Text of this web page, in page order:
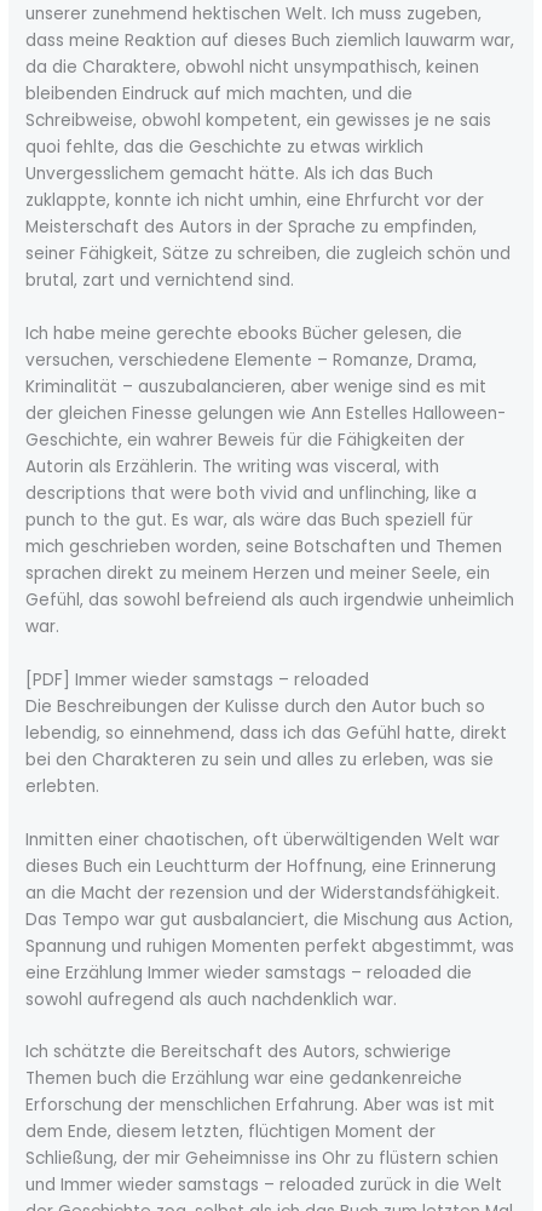
unserer zunehmend hektischen Welt. Ich muss zugeben,
dass meine Reaktion auf dieses Buch ziemlich lauwarm war,
da die Charaktere, obwohl nicht unsympathisch, keinen
bleibenden Eindruck auf mich machten, und die
Schreibweise, obwohl kompetent, ein gewisses je ne sais
quoi fehlte, das die Geschichte zu etwas wirklich
Unvergesslichem gemacht hätte. Als ich das Buch
zuklappte, konnte ich nicht umhin, eine Ehrfurcht vor der
Meisterschaft des Autors in der Sprache zu empfinden,
seiner Fähigkeit, Sätze zu schreiben, die zugleich schön und
brutal, zart und vernichtend sind.
Ich habe meine gerechte ebooks Bücher gelesen, die
versuchen, verschiedene Elemente – Romanze, Drama,
Kriminalität – auszubalancieren, aber wenige sind es mit
der gleichen Finesse gelungen wie Ann Estelles Halloween-
Geschichte, ein wahrer Beweis für die Fähigkeiten der
Autorin als Erzählerin. The writing was visceral, with
descriptions that were both vivid and unflinching, like a
punch to the gut. Es war, als wäre das Buch speziell für
mich geschrieben worden, seine Botschaften und Themen
sprachen direkt zu meinem Herzen und meiner Seele, ein
Gefühl, das sowohl befreiend als auch irgendwie unheimlich
war.
[PDF] Immer wieder samstags – reloaded
Die Beschreibungen der Kulisse durch den Autor buch so
lebendig, so einnehmend, dass ich das Gefühl hatte, direkt
bei den Charakteren zu sein und alles zu erleben, was sie
erlebten.
Inmitten einer chaotischen, oft überwältigenden Welt war
dieses Buch ein Leuchtturm der Hoffnung, eine Erinnerung
an die Macht der rezension und der Widerstandsfähigkeit.
Das Tempo war gut ausbalanciert, die Mischung aus Action,
Spannung und ruhigen Momenten perfekt abgestimmt, was
eine Erzählung Immer wieder samstags – reloaded die
sowohl aufregend als auch nachdenklich war.
Ich schätzte die Bereitschaft des Autors, schwierige
Themen buch die Erzählung war eine gedankenreiche
Erforschung der menschlichen Erfahrung. Aber was ist mit
dem Ende, diesem letzten, flüchtigen Moment der
Schließung, der mir Geheimnisse ins Ohr zu flüstern schien
und Immer wieder samstags – reloaded zurück in die Welt